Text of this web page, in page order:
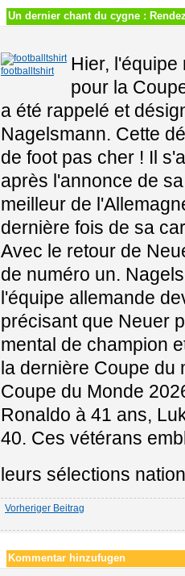
Un dernier chant du cygne :
footballtshirt
Hier,
pour la
a été rappelé et
Nagelsmann. Cette
de foot pas cher ! Il
après l'annonce de
meilleur de
dernière fois de sa
Avec le retour de
de numéro un.
l'équipe allemande
précisant que Neuer
mental de champion
la dernière Coupe du
Coupe du Monde
Ronaldo à 41 ans,
40. Ces vétérans
leurs sélections
Vorheriger Beitrag
Kommentar hinzufugen